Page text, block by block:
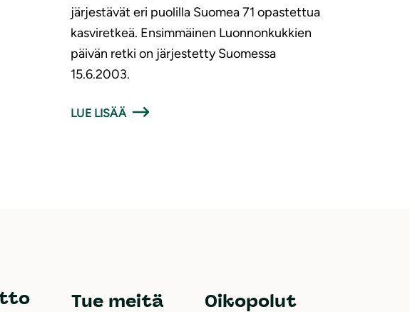
järjestävät eri puolilla Suomea 71 opastettua
kasviretkeä. Ensimmäinen Luonnonkukkien
päivän retki on järjestetty Suomessa
15.6.2003.
LUE LISÄÄ
Tue meitä Oikopolut